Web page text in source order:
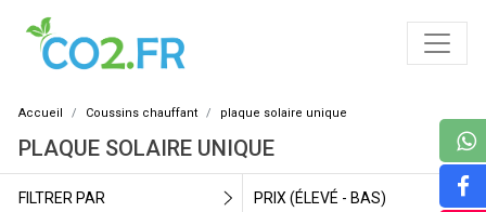
Accueil Coussins chauffant plaque solaire unique
PLAQUE SOLAIRE UNIQUE
FILTRER PAR PRIX (ÉLEVÉ - BAS)